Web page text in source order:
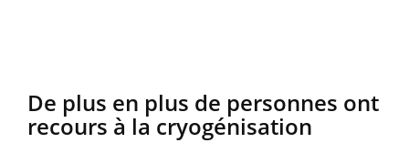
De plus en plus de personnes ont
recours à la cryogénisation